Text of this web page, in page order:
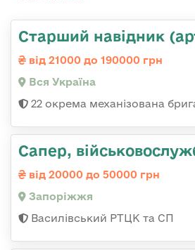
Старший навідник
від 21000 до 190000 грн
Вся Україна
22 окрема механізована
Сапер,
від 20000 до 50000 грн
Запоріжжя
Василівський РТЦК та СП